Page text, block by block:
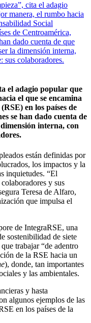
cita el adagio
manera, el rumbo hacia
Social
de Centroamérica,
dado cuenta de que
la dimensión interna,
sus colaboradores.
el adagio popular que
el que se encamina
en los países de
se han dado cuenta de
interna, con
están definidas por
los impactos y la
inquietudes. “El
y sus
Teresa de Alfaro,
que impulsa el
de IntegraRSE, una
sostenibilidad de siete
trabajar “de adentro
de la RSE hacia un
), donde, tan importantes
y las ambientales.
y hasta
algunos ejemplos de las
en los países de la